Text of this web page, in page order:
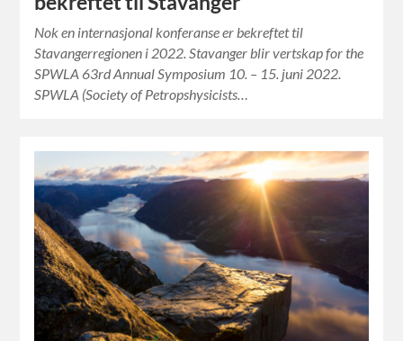
Nok en internasjonal konferanse er bekreftet til
Stavangerregionen i 2022. Stavanger blir vertskap for the
SPWLA 63rd Annual Symposium 10. – 15. juni 2022.
SPWLA (Society of Petropshysicists…